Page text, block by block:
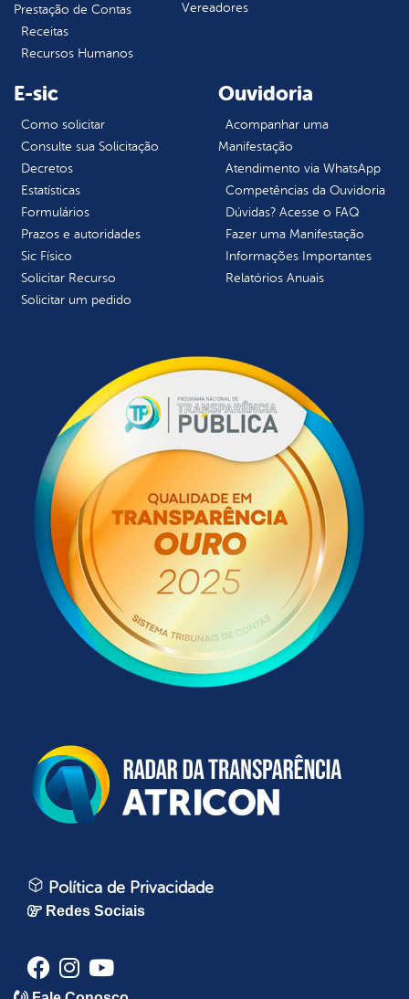
Prestação de Contas
Receitas
Recursos Humanos
Vereadores
E-sic
Como solicitar
Consulte sua Solicitação
Decretos
Estatísticas
Formulários
Prazos e autoridades
Sic Físico
Solicitar Recurso
Solicitar um pedido
Ouvidoria
Acompanhar uma
Manifestação
Atendimento via WhatsApp
Competências da Ouvidoria
Dúvidas? Acesse o FAQ
Fazer uma Manifestação
Informações Importantes
Relatórios Anuais
Política de Privacidade
Redes Sociais